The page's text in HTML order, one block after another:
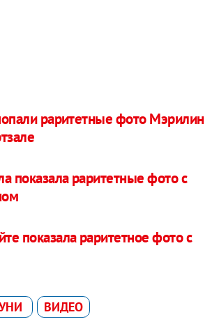
раритетные фото Мэрилин
показала раритетные фото с
показала раритетное фото с
ВИДЕО